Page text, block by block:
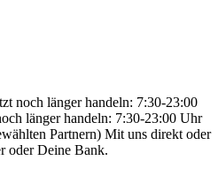
noch länger handeln: 7:30-23:00
länger handeln: 7:30-23:00 Uhr
Partnern) Mit uns direkt oder
oder Deine Bank.